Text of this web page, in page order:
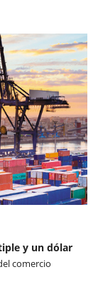
y un dólar
comercio